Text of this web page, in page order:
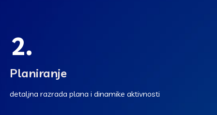
2.
Planiranje
detaljna razrada plana i dinamike aktivnosti